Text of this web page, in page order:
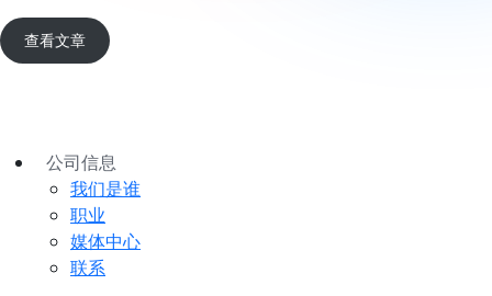
查看文章
公司信息
我们是谁
职业
媒体中心
联系